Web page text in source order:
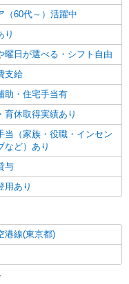
（60代～）活躍中
り
曜日が選べる・シフト自由
支給
助・住宅手当有
育休取得実績あり
当（家族・役職・インセン
など）あり
与
用あり
港線(東京都)